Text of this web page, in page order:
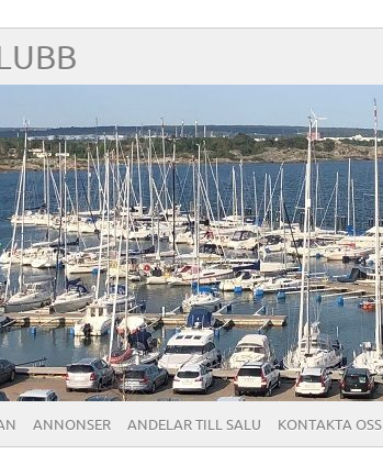
ANNONSER ANDELAR TILL SALU KONTAKTA OSS